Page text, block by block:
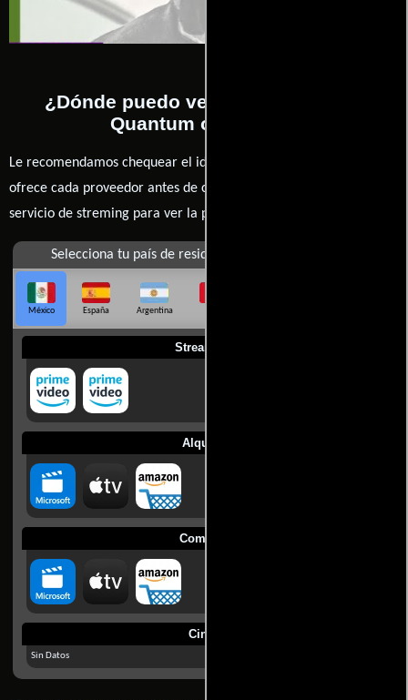
¿Dónde puedo ver la películas 007
Quantum of Solace?
Le recomendamos chequear el idioma, doblaje o subtítulos que
ofrece cada proveedor antes de comprar, alquilar o contratar un
servicio de streming para ver la películas.
Selecciona tu país de residencia
México España Argentina
Streaming
Alquilar
Comprar
Cines
Sin Datos